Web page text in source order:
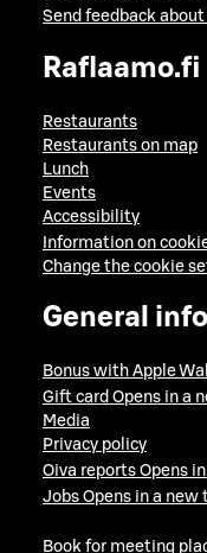
Send feedback
Raflaamo.fi
Restaurants
Restaurants on map
Lunch
Events
Accessibility
Information on
Change the cookie
General
Bonus with Apple
Gift card Opens in a
Media
Privacy policy
Oiva reports Opens
Jobs Opens in a new
Book for meeting